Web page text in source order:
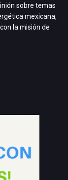
sobre temas
mexicana,
la misión de